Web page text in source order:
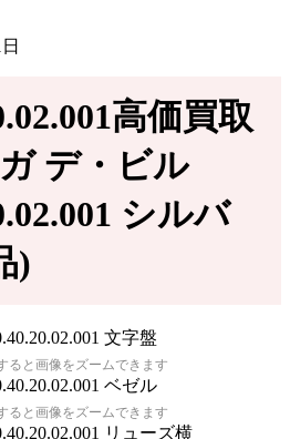
高価買取
デ・ビル
シルバ
)
ると画像をズームできます
ると画像をズームできます